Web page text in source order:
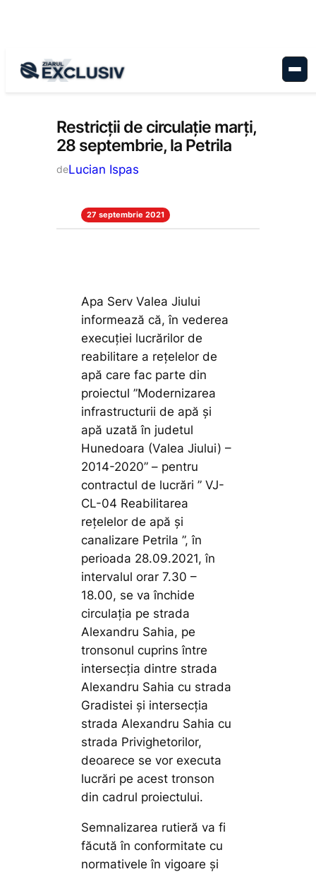
Anunțuri
Restricții de circulație marți,
28 septembrie, la Petrila
deLucian Ispas
27 septembrie 2021
Apa Serv Valea Jiului
informează că, în vederea
execuţiei lucrărilor de
reabilitare a reţelelor de
apă care fac parte din
proiectul ”Modernizarea
infrastructurii de apă și
apă uzată în judetul
Hunedoara (Valea Jiului) –
2014-2020” – pentru
contractul de lucrări ” VJ-
CL-04 Reabilitarea
rețelelor de apă și
canalizare Petrila ”, în
perioada 28.09.2021, în
intervalul orar 7.30 –
18.00, se va închide
circulația pe strada
Alexandru Sahia, pe
tronsonul cuprins între
intersecția dintre strada
Alexandru Sahia cu strada
Gradistei și intersecția
strada Alexandru Sahia cu
strada Privighetorilor,
deoarece se vor executa
lucrări pe acest tronson
din cadrul proiectului.
Semnalizarea rutieră va fi
făcută în conformitate cu
normativele în vigoare și